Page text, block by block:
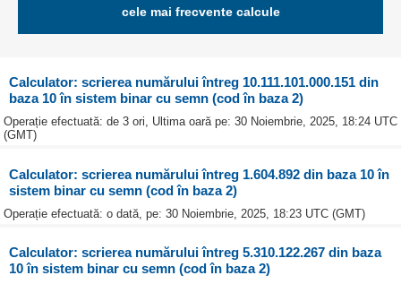
cele mai frecvente calcule
Calculator: scrierea numărului întreg 10.111.101.000.151 din
baza 10 în sistem binar cu semn (cod în baza 2)
Operație efectuată: de 3 ori, Ultima oară pe: 30 Noiembrie, 2025, 18:24 UTC
(GMT)
Calculator: scrierea numărului întreg 1.604.892 din baza 10 în
sistem binar cu semn (cod în baza 2)
Operație efectuată: o dată, pe: 30 Noiembrie, 2025, 18:23 UTC (GMT)
Calculator: scrierea numărului întreg 5.310.122.267 din baza
10 în sistem binar cu semn (cod în baza 2)